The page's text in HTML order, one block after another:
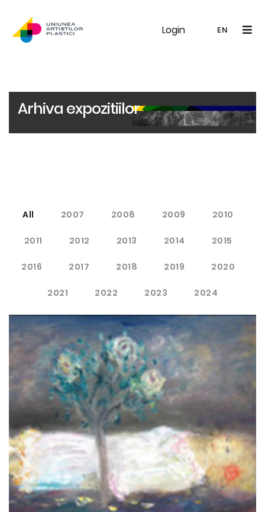
Login EN
UAP Galerie Noutăți
Arhiva expozitiilor
All 2007 2008 2009 2010
2011 2012 2013 2014 2015
2016 2017 2018 2019 2020
2021 2022 2023 2024